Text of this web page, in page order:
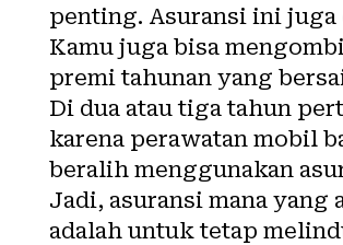
penting. Asuransi ini
Kamu juga bisa
premi tahunan yang
Di dua atau tiga tahun
karena perawatan mobil
beralih menggunakan
Jadi, asuransi mana
adalah untuk tetap